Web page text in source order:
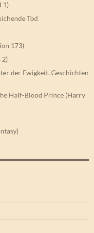
1)
Tod
173)
2)
der Ewigkeit. Geschichten
Half-Blood Prince (Harry